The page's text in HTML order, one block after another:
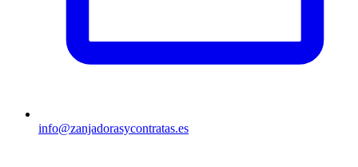
info@zanjadorasycontratas.es